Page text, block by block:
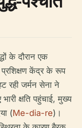
के दौरान एक
प्रशिक्षण केंद्र के रूप
रही जर्मन सेना ने
क्षति पहुंचाई, मुख्य
(Me-dia-re)।